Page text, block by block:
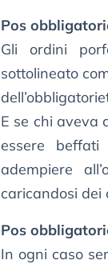
Pos
Gli ordini
sottolineato
E se chi aveva
essere
adempiere
caricandosi dei
Pos
In ogni caso